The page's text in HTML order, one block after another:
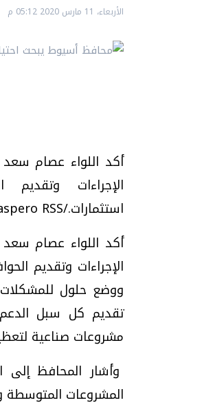
الأربعاء، 11 مارس 2020 05:12 م
أكد اللواء عصام سعد
الإجراءات
استثمارات./Maspero RSS
أكد اللواء عصام سعد
الإجراءات وتقديم
ووضع حلول
تقديم كل سبل الدعم
مشروعات صناعية
وأشار المحافظ إلى
المشروعات